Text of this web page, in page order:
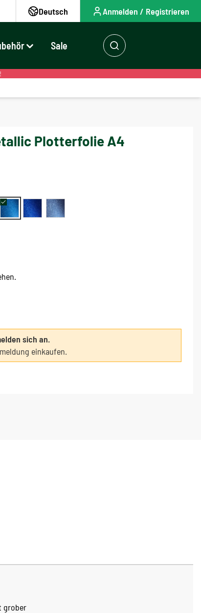
Deutsch Anmelden / Registrieren
Sale
Plotterfolie A4
sich an.
einkaufen.
grober